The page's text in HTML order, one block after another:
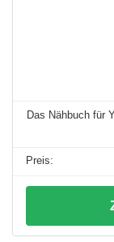
Das Nähbuch für